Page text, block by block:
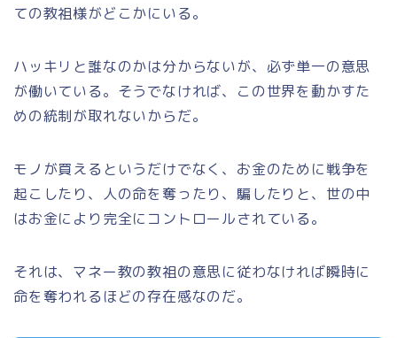
ての教祖様がどこかにいる。
ハッキリと誰なのかは分からないが、必ず単一の意思
が働いている。そうでなければ、この世界を動かすた
めの統制が取れないからだ。
モノが買えるというだけでなく、お金のために戦争を
起こしたり、人の命を奪ったり、騙したりと、世の中
はお金により完全にコントロールされている。
それは、マネー教の教祖の意思に従わなければ瞬時に
命を奪われるほどの存在感なのだ。